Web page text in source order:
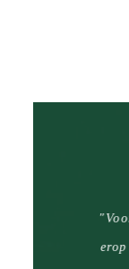
"Voor
erop